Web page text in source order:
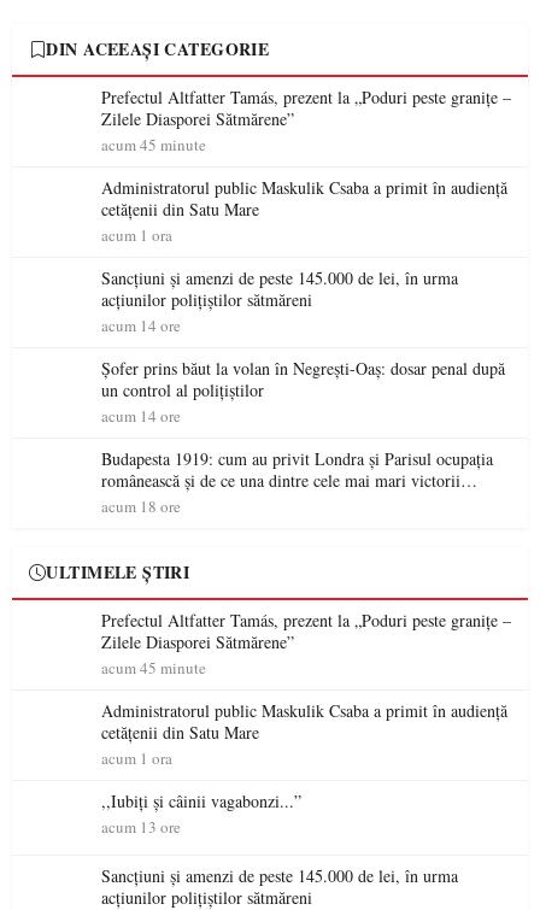
DIN ACEEAȘI CATEGORIE
Prefectul Altfatter Tamás, prezent la „Poduri peste granițe –
Zilele Diasporei Sătmărene”
acum 45 minute
Administratorul public Maskulik Csaba a primit în audiență
cetățenii din Satu Mare
acum 1 ora
Sancțiuni și amenzi de peste 145.000 de lei, în urma
acțiunilor polițiștilor sătmăreni
acum 14 ore
Șofer prins băut la volan în Negrești-Oaș: dosar penal după
un control al polițiștilor
acum 14 ore
Budapesta 1919: cum au privit Londra și Parisul ocupația
românească și de ce una dintre cele mai mari victorii
militare ale României a devenit o controversă diplomatică
acum 18 ore
ULTIMELE ȘTIRI
Prefectul Altfatter Tamás, prezent la „Poduri peste granițe –
Zilele Diasporei Sătmărene”
acum 45 minute
Administratorul public Maskulik Csaba a primit în audiență
cetățenii din Satu Mare
acum 1 ora
,,Iubiți și câinii vagabonzi...”
acum 13 ore
Sancțiuni și amenzi de peste 145.000 de lei, în urma
acțiunilor polițiștilor sătmăreni